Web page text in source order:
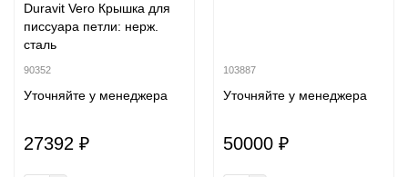
Duravit Vero Крышка для
писсуара петли: нерж.
сталь
90352
Уточняйте у менеджера
27392 ₽
103887
Уточняйте у менеджера
50000 ₽